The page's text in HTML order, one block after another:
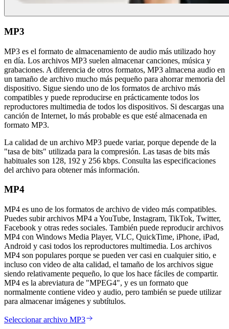
MP3
MP3 es el formato de almacenamiento de audio más utilizado hoy
en día. Los archivos MP3 suelen almacenar canciones, música y
grabaciones. A diferencia de otros formatos, MP3 almacena audio en
un tamaño de archivo mucho más pequeño para ahorrar memoria del
dispositivo. Sigue siendo uno de los formatos de archivo más
compatibles y puede reproducirse en prácticamente todos los
reproductores multimedia de todos los dispositivos. Si descargas una
canción de Internet, lo más probable es que esté almacenada en
formato MP3.
La calidad de un archivo MP3 puede variar, porque depende de la
"tasa de bits" utilizada para la compresión. Las tasas de bits más
habituales son 128, 192 y 256 kbps. Consulta las especificaciones
del archivo para obtener más información.
MP4
MP4 es uno de los formatos de archivo de video más compatibles.
Puedes subir archivos MP4 a YouTube, Instagram, TikTok, Twitter,
Facebook y otras redes sociales. También puede reproducir archivos
MP4 con Windows Media Player, VLC, QuickTime, iPhone, iPad,
Android y casi todos los reproductores multimedia. Los archivos
MP4 son populares porque se pueden ver casi en cualquier sitio, e
incluso con video de alta calidad, el tamaño de los archivos sigue
siendo relativamente pequeño, lo que los hace fáciles de compartir.
MP4 es la abreviatura de "MPEG4", y es un formato que
normalmente contiene video y audio, pero también se puede utilizar
para almacenar imágenes y subtítulos.
Seleccionar archivo MP3